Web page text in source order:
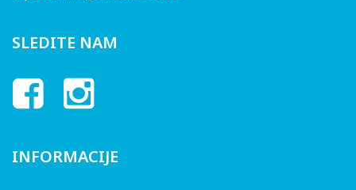
SLEDITE NAM
INFORMACIJE